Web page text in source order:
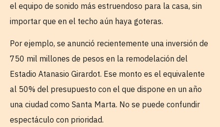
el equipo de sonido más estruendoso para la casa, sin
importar que en el techo aún haya goteras.
Por ejemplo, se anunció recientemente una inversión de
750 mil millones de pesos en la remodelación del
Estadio Atanasio Girardot. Ese monto es el equivalente
al 50% del presupuesto con el que dispone en un año
una ciudad como Santa Marta. No se puede confundir
espectáculo con prioridad.